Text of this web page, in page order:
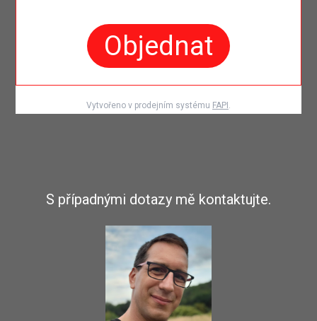
Objednat
Vytvořeno v prodejním systému FAPI .
S případnými dotazy mě kontaktujte.